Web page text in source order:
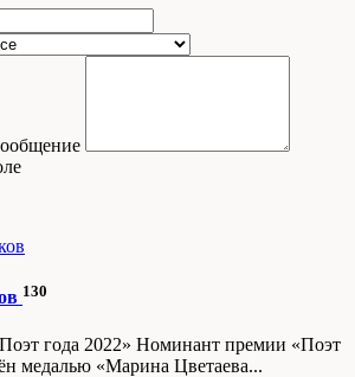
130
года 2022» Номинант премии «Поэт
медалью «Марина Цветаева...